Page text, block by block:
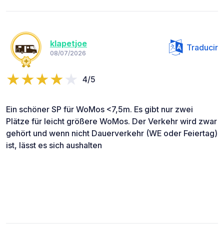
klapetjoe
08/07/2026
Traducir
4/5
Ein schöner SP für WoMos <7,5m. Es gibt nur zwei
Plätze für leicht größere WoMos. Der Verkehr wird zwar
gehört und wenn nicht Dauerverkehr (WE oder Feiertag)
ist, lässt es sich aushalten